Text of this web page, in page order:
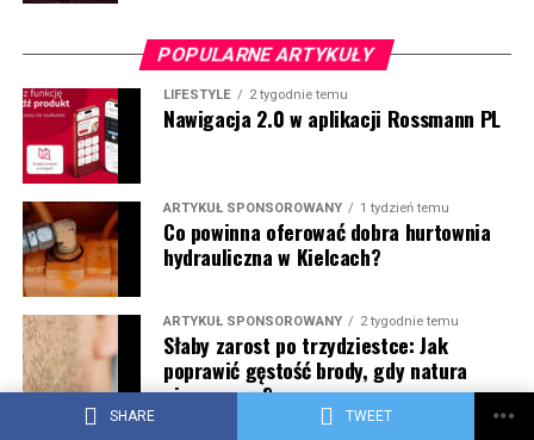
SHARE TWEET
POPULARNE ARTYKUŁY
LIFESTYLE 2 tygodnie temu
Nawigacja 2.0 w aplikacji Rossmann PL
ARTYKUŁ SPONSOROWANY 1 tydzień temu
Co powinna oferować dobra hurtownia
hydrauliczna w Kielcach?
ARTYKUŁ SPONSOROWANY 2 tygodnie temu
Słaby zarost po trzydziestce: Jak
poprawić gęstość brody, gdy natura
nie pomaga?